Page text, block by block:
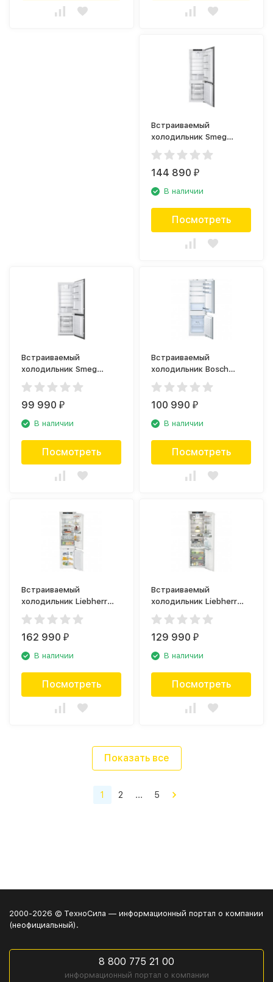
Встраиваемый
холодильник Smeg
C8174DN2E
144 890₽
В наличии
Посмотреть
Встраиваемый
холодильник Smeg
C8173N1F
99 990₽
В наличии
Посмотреть
Встраиваемый
холодильник Bosch
KIN86VF20R
100 990₽
В наличии
Посмотреть
Встраиваемый
холодильник Liebherr
SBS 33i3 (IRd 4150+IGN
1064)
162 990₽
В наличии
Посмотреть
Встраиваемый
холодильник Liebherr
IRBd 5150
129 990₽
В наличии
Посмотреть
Показать все
1 2 ... 5
2000-2026 © ТехноСила — информационный портал о компании
(неофициальный).
8 800 775 21 00
информационный портал о компании